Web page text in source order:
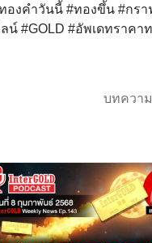
องคำวันนี้ #ทองขึ้น #กรา
#GOLD #อัพเดทราคา
บทความ